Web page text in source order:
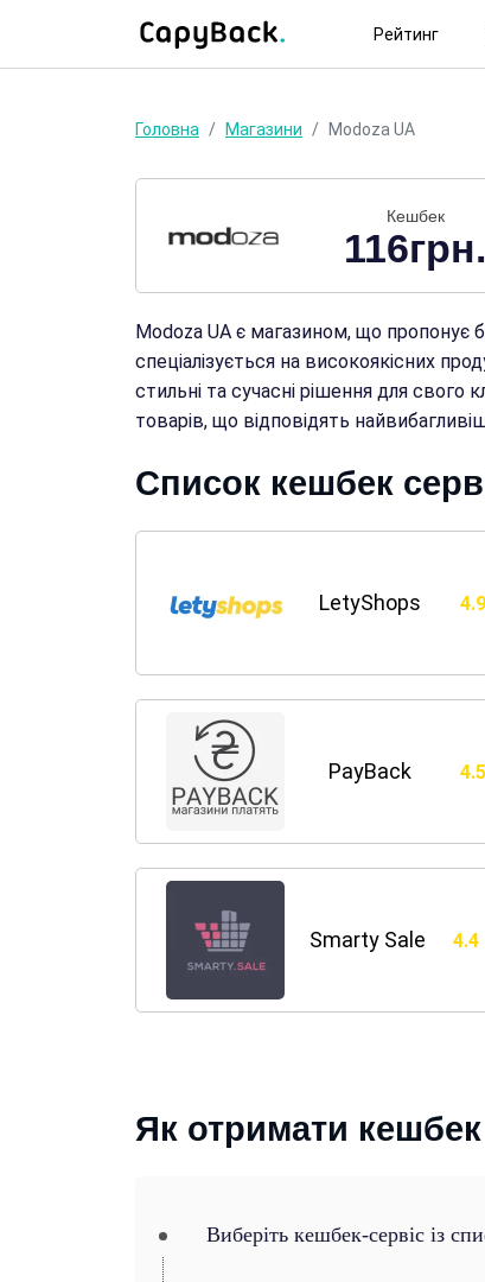
Рейтинг
Головна Магазини Modoza UA
Кешбек
116грн.
Modoza UA є магазином, що пропонує
спеціалізується на високоякісних
стильні та сучасні рішення для
товарів, що відповідять
Список кешбек
LetyShops 4.9
PayBack 4.5
Smarty Sale 4.4
Як отримати
Виберіть кешбек-сервіс із